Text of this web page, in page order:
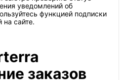
уведомлений об
функцией подписки
на сайте.
заказов